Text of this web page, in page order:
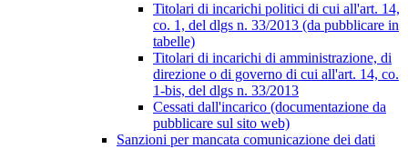
Titolari di incarichi politici di cui all'art. 14,
co. 1, del dlgs n. 33/2013 (da pubblicare in
tabelle)
Titolari di incarichi di amministrazione, di
direzione o di governo di cui all'art. 14, co.
1-bis, del dlgs n. 33/2013
Cessati dall'incarico (documentazione da
pubblicare sul sito web)
Sanzioni per mancata comunicazione dei dati